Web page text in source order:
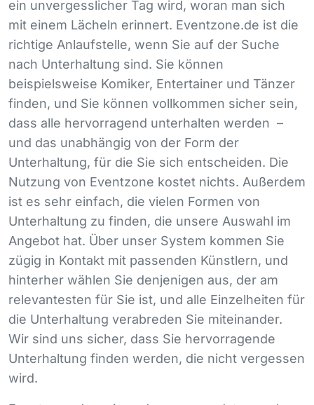
ein unvergesslicher Tag wird, woran man sich
mit einem Lächeln erinnert. Eventzone.de ist die
richtige Anlaufstelle, wenn Sie auf der Suche
nach Unterhaltung sind. Sie können
beispielsweise Komiker, Entertainer und Tänzer
finden, und Sie können vollkommen sicher sein,
dass alle hervorragend unterhalten werden –
und das unabhängig von der Form der
Unterhaltung, für die Sie sich entscheiden. Die
Nutzung von Eventzone kostet nichts. Außerdem
ist es sehr einfach, die vielen Formen von
Unterhaltung zu finden, die unsere Auswahl im
Angebot hat. Über unser System kommen Sie
zügig in Kontakt mit passenden Künstlern, und
hinterher wählen Sie denjenigen aus, der am
relevantesten für Sie ist, und alle Einzelheiten für
die Unterhaltung verabreden Sie miteinander.
Wir sind uns sicher, dass Sie hervorragende
Unterhaltung finden werden, die nicht vergessen
wird.